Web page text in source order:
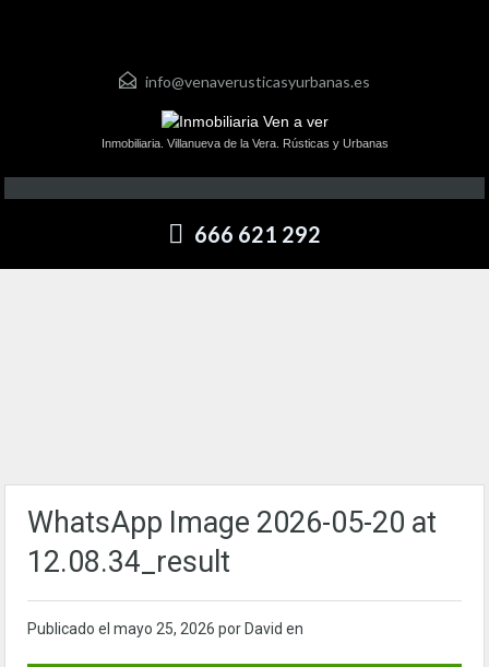
info@venaverusticasyurbanas.es
Inmobiliaria. Villanueva de la Vera. Rústicas y Urbanas
666 621 292
WhatsApp Image 2026-05-20 at
12.08.34_result
Publicado el mayo 25, 2026 por David en